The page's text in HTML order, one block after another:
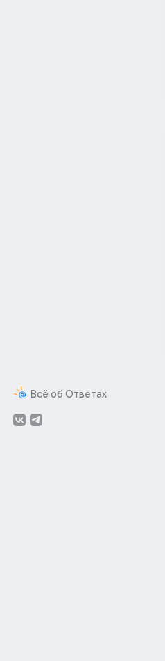
Всё об Ответах